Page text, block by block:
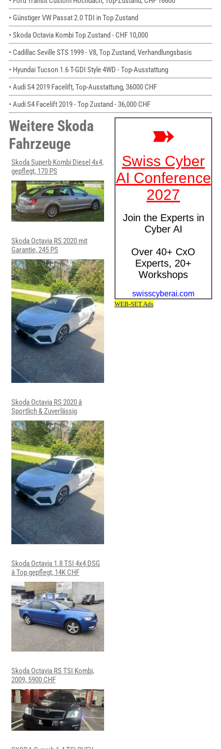
• Günstiger VW Passat 2.0 TDI in Top Zustand
• Skoda Octavia Kombi Top Zustand - CHF 10,000
• Cadillac Seville STS 1999 - V8, Top Zustand, Verhandlungsbasis
• Hyundai Tucson 1.6 T-GDI Style 4WD - Top-Ausstattung
• Audi S4 2019 Facelift, Top-Ausstattung, 36000 CHF
• Audi S4 Facelift 2019 - Top Zustand - 36,000 CHF
Weitere Skoda
Fahrzeuge
Skoda Superb Kombi Diesel 4x4,
gepflegt, 170 PS
Skoda Octavia RS 2020 mit
Garantie, 245 PS
Skoda Octavia RS 2020 â
Sportlich & Zuverlässig
Skoda Octavia 1.8 TSI 4x4 DSG
â Top gepflegt, 14K CHF
Skoda Octavia RS TSI Kombi,
2009, 5900 CHF